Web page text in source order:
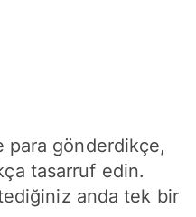
para gönderdikçe,
tasarruf edin.
anda tek bir